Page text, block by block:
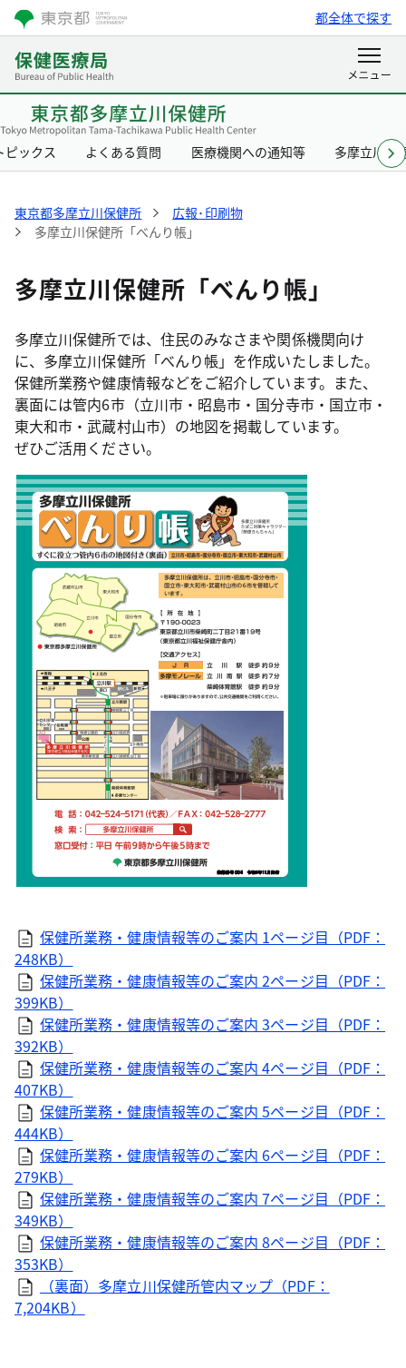
都全体で探す
ピックス よくある質問 医療機関への通知等 多摩立川保
東京都多摩立川保健所
広報･印刷物
多摩立川保健所「べんり帳」
多摩立川保健所「べんり帳」
多摩立川保健所では、住民のみなさまや関係機関向け
に、多摩立川保健所「べんり帳」を作成いたしました。
保健所業務や健康情報などをご紹介しています。また、
裏面には管内6市（立川市・昭島市・国分寺市・国立市・
東大和市・武蔵村山市）の地図を掲載しています。
ぜひご活用ください。
保健所業務・健康情報等のご案内 1ページ目（PDF：
248KB）
保健所業務・健康情報等のご案内 2ページ目（PDF：
399KB）
保健所業務・健康情報等のご案内 3ページ目（PDF：
392KB）
保健所業務・健康情報等のご案内 4ページ目（PDF：
407KB）
保健所業務・健康情報等のご案内 5ページ目（PDF：
444KB）
保健所業務・健康情報等のご案内 6ページ目（PDF：
279KB）
保健所業務・健康情報等のご案内 7ページ目（PDF：
349KB）
保健所業務・健康情報等のご案内 8ページ目（PDF：
353KB）
（裏面）多摩立川保健所管内マップ（PDF：
7,204KB）